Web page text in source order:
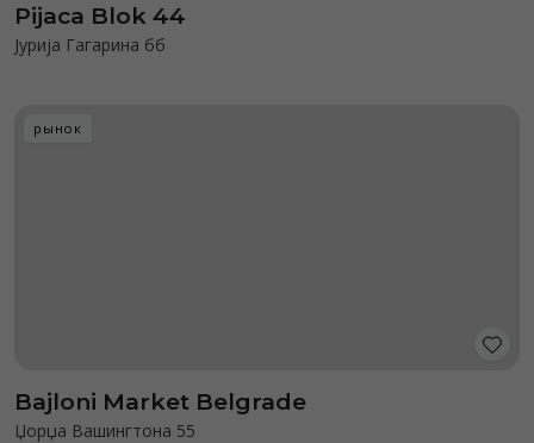
Pijaca Blok 44
Јурија Гагарина бб
рынок
Bajloni Market Belgrade
Џорџа Вашингтона 55